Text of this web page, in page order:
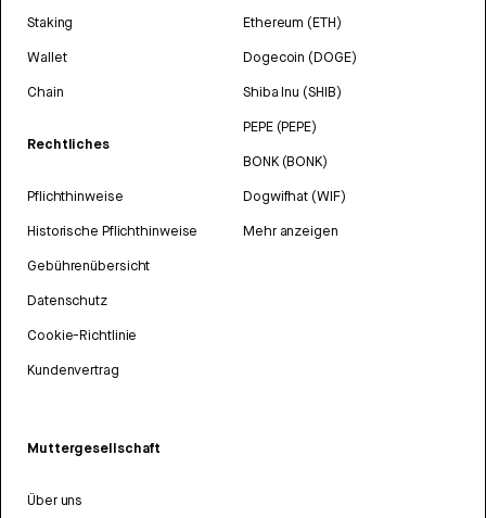
Staking
Wallet
Chain
Rechtliches
Pflichthinweise
Historische Pflichthinweise
Gebührenübersicht
Datenschutz
Cookie-Richtlinie
Kundenvertrag
Ethereum (ETH)
Dogecoin (DOGE)
Shiba Inu (SHIB)
PEPE (PEPE)
BONK (BONK)
Dogwifhat (WIF)
Mehr anzeigen
Muttergesellschaft
Über uns